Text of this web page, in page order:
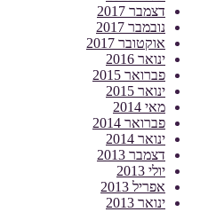
דצמבר 2017
נובמבר 2017
אוקטובר 2017
ינואר 2016
פברואר 2015
ינואר 2015
מאי 2014
פברואר 2014
ינואר 2014
דצמבר 2013
יולי 2013
אפריל 2013
ינואר 2013